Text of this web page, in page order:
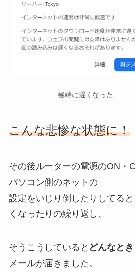
極端に遅くなった
こんな悲惨な状態に！
その後ルーターの電源のON・
パソコン側のネットの
設定をいじり倒したりしてる
くなったりの繰り返し、
そうこうしていると どんなと
メールが届きました。